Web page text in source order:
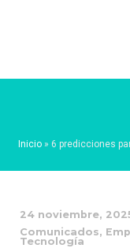
Inicio » 6 predicciones
24 noviembre,
Comunicados,
Tecnología